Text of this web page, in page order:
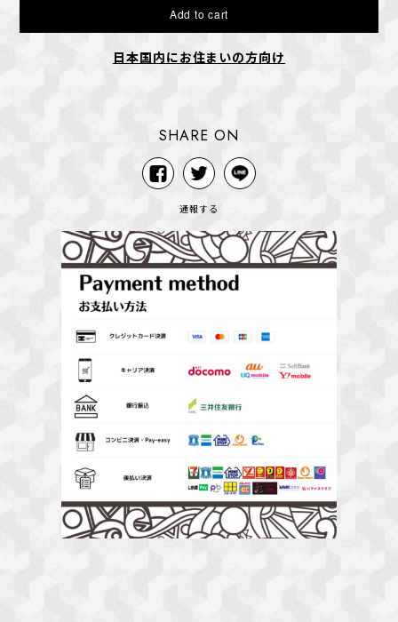
Add to cart
日本国内にお住まいの方向け
SHARE ON
通報する